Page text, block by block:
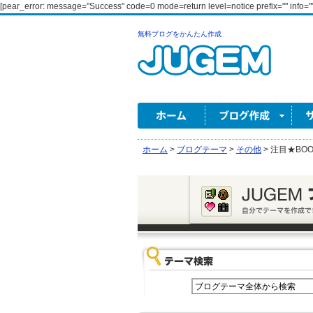
[pear_error: message="Success" code=0 mode=return level=notice prefix=""
無料ブログをかんたん作成
ホーム > ブログテーマ > その他 > 注目